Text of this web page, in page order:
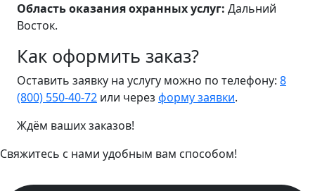
Область оказания охранных услуг: Дальний
Восток.
Как оформить заказ?
Оставить заявку на услугу можно по телефону: 8
(800) 550-40-72 или через форму заявки.
Ждём ваших заказов!
Свяжитесь с нами удобным вам способом!